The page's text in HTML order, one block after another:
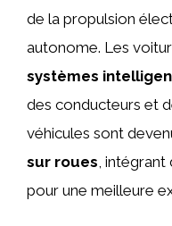
de la propulsion
autonome. Les
systèmes
des conducteurs et
véhicules sont
sur roues, intégrant
pour une meilleure